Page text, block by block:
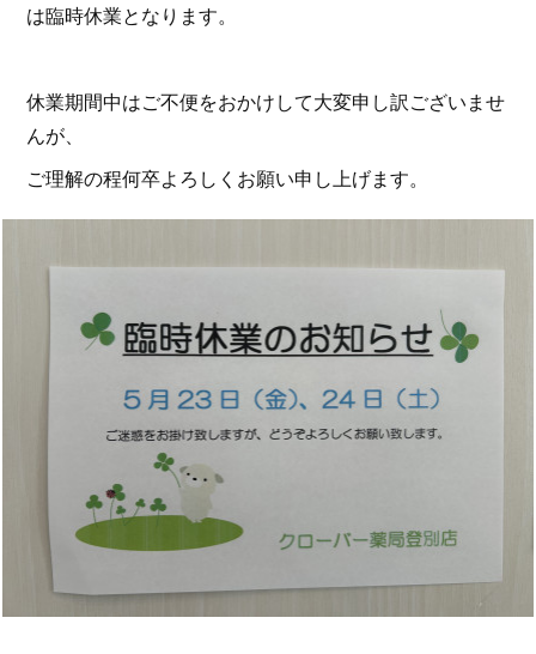
は臨時休業となります。
休業期間中はご不便をおかけして大変申し訳ございませ
んが、
ご理解の程何卒よろしくお願い申し上げます。